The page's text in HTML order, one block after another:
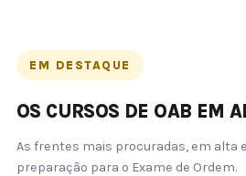
EM DESTAQUE
OS CURSOS DE OAB EM
As frentes mais procuradas, em alta
preparação para o Exame de Ordem.